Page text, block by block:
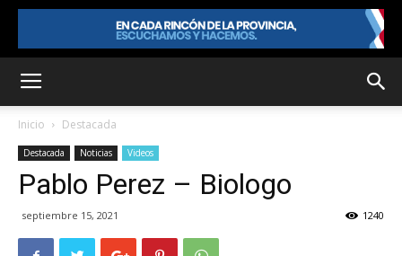
Inicio Destacada
Destacada Noticias Videos
Pablo Perez – Biologo
septiembre 15, 2021 1240